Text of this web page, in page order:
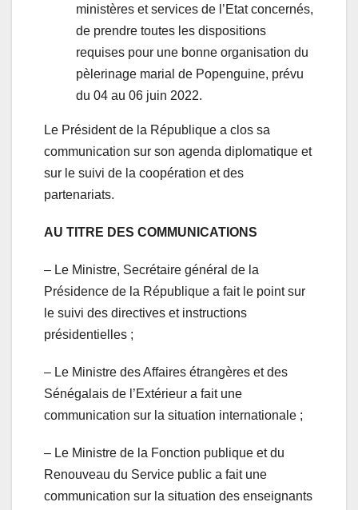
ministères et services de l’Etat concernés,
de prendre toutes les dispositions
requises pour une bonne organisation du
pèlerinage marial de Popenguine, prévu
du 04 au 06 juin 2022.
Le Président de la République a clos sa
communication sur son agenda diplomatique et
sur le suivi de la coopération et des
partenariats.
AU TITRE DES COMMUNICATIONS
– Le Ministre, Secrétaire général de la
Présidence de la République a fait le point sur
le suivi des directives et instructions
présidentielles ;
– Le Ministre des Affaires étrangères et des
Sénégalais de l’Extérieur a fait une
communication sur la situation internationale ;
– Le Ministre de la Fonction publique et du
Renouveau du Service public a fait une
communication sur la situation des enseignants